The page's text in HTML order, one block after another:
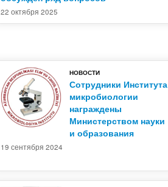
22 октября 2025
НОВОСТИ
Сотрудники Института
микробиологии
награждены
Министерством науки
и образования
19 сентября 2024